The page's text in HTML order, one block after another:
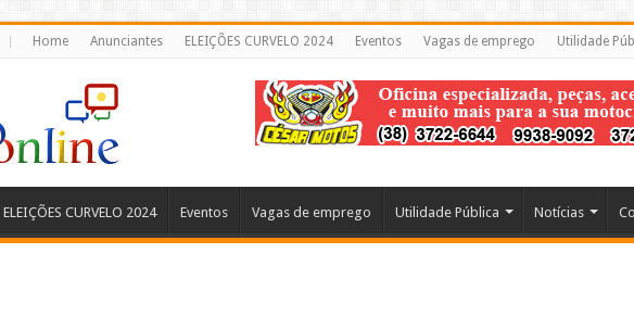
Home Anunciantes ELEIÇÕES CURVELO 2024 Eventos Vagas de emprego Utilidade
ELEIÇÕES CURVELO 2024 Eventos Vagas de emprego Utilidade Pública Notícias